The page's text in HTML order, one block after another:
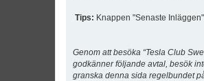
Tips: Knappen "Senaste
Genom att besöka “Tesla Club
godkänner följande avtal, besök
granska denna sida regelbundet